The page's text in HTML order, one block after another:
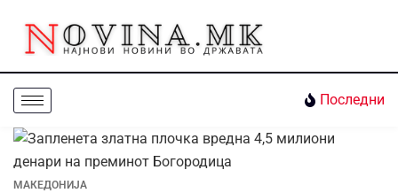
Последни
МАКЕДОНИЈА